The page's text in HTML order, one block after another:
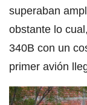
superaban
obstante lo
340B con un
primer avión